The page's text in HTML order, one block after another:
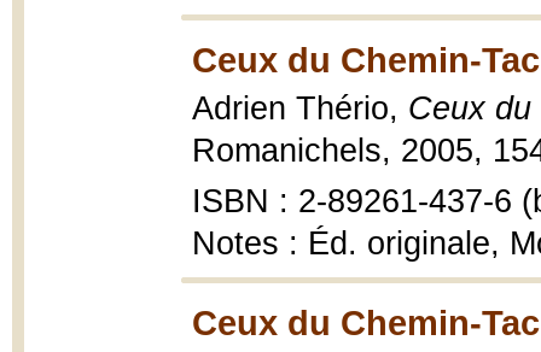
Ceux du Chemin-
Adrien Thério, Ceux du
Romanichels, 2005,
ISBN : 2-89261-437-6
Notes : Éd. originale,
Ceux du Chemin-